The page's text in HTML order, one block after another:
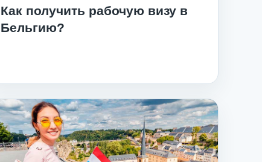
Как получить рабочую визу в
Бельгию?